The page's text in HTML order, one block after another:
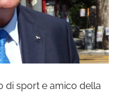
di sport e amico della